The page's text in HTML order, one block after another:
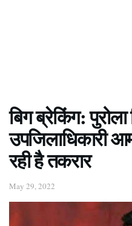
बिग ब्रेकिंग:
उपजिलाधिकारी
रही है तकरार
May 29, 2022